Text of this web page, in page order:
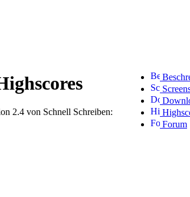
2.4 von Schnell Schreiben:
Forum